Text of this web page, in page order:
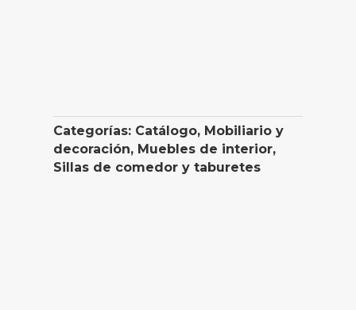
Categorías: Catálogo, Mobiliario y
decoración, Muebles de interior,
Sillas de comedor y taburetes